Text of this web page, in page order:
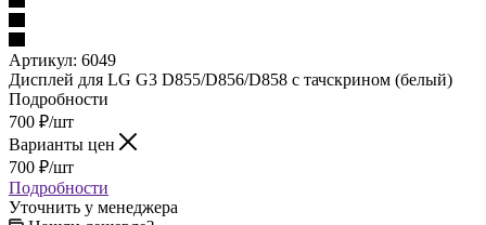
700
Варианты цен
700₽/шт
Подробности
Уточнить у менеджера
Нашли дешевле?
Наши менеджеры обязательно свяжутся с вами и уточнят
условия есть ли товар в наличии, если его нету то закажут его
для вас.